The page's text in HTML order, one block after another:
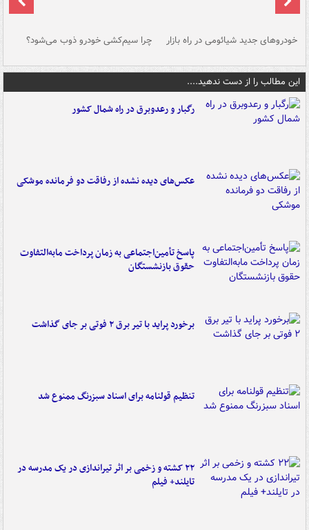
خودروهای جدید شیائومی در راه بازار چرا سیم‌کشی خودرو ذوب می‌شود؟
این مطالب را از دست ندهید....
رگبار و رعدوبرق در راه شمال کشور
عکس‌های دیده نشده از رفاقت دو فرمانده‌ موشکی
پاسخ تأمین‌اجتماعی به زمان پرداخت مابه‌التفاوت
حقوق بازنشستگان
برخورد پراید با تیر برق ۲ فوتی بر جای گذاشت
تنظیم قولنامه برای اسناد سبزرنگ ممنوع شد
۲۲ کشته و زخمی بر اثر تیراندازی در یک مدرسه در
تایلند+ فیلم